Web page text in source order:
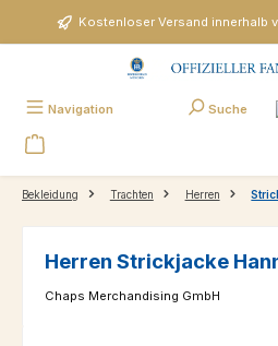
Zum Hauptinhalt springenKostenloser Versand innerhalb
Navigation Suche
Bekleidung Trachten Herren
Herren Strickjacke
Chaps Merchandising GmbH